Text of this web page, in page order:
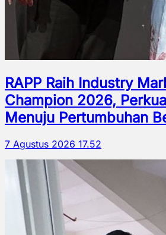
RAPP Raih Industry
Champion 2026,
Menuju Pertumbuhan
7 Agustus 2026 17.52